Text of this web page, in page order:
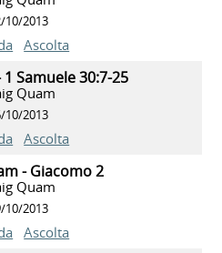
10/2013
Ascolta
Samuele 30:7-25
Quam
10/2013
Ascolta
- Giacomo 2
Quam
10/2013
Ascolta